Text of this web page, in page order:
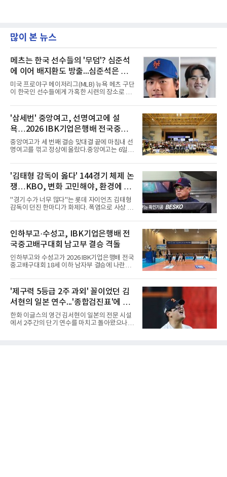
많이 본 뉴스
메츠는 한국 선수들의 '무덤'? 심준석
에 이어 배지환도 방출...심준석은 이
미 귀국, 배지환은 미국 잔류할 듯
미국 프로야구 메이저리그(MLB) 뉴욕 메츠 구단
이 한국인 선수들에게 가혹한 시련의 장소로 전
대형 유망주로 기대를 모았던 투수 심준석에 이
어, 빅리그 경력을 지닌 내외야수 배지환까지 연
달아 뉴욕 메츠 산하 마이너리그에서 방출 통보
를 받는 아픔을 겪었다. 두 선수의 동반 이탈은
메츠 구단이 유독 한국 선수들에게 '기회의 땅'이
아닌 '무덤'처럼 작용하고 있음을 방증하고 있다.
고교 시절 시속 160km에 달하는 강속구로 큰 스
리츠와 마이애미 말린스를 거쳐 메츠에 둥지를
틀며 반등을 노렸으나
'삼세번' 중앙여고, 선명여고에 설
욕…2026 IBK기업은행배 전국중고
배구대회 우승
중앙여고가 세 번째 결승 맞대결 끝에 마침내 선
명여고를 꺾고 정상에 올랐다.중앙여고는 6일
행배 전국중고배구대회 18세 이하 여자부 결승
에서 선명여고를 세트스코어 3-1(13-25, 25-14,
25-17, 25-10)로 물리치고 우승을 차지했다.첫
세트를 13-25로 내주며 불안하게 출발한 중앙여
고는 이후 조직력을 되찾아 2세트부터 경기 주
도권을 완전히 장악했다. 강한 서브와 탄탄한 수
비를 앞세워 내리 세 세트를 따내며 짜릿한 역전
권대회 결승에서 모두 선명여고에 패해 준우승
에 머물렀다. 그러나 세 번째
'김태형 감독이 옳다' 144경기 체제 논
쟁…KBO, 변화 고민해야, 환경에 맞
는 경기 수가 바람직
"경기 수가 너무 많다"는 롯데 자이언츠 김태형
감독이 던진 한마디가 화제다. 폭염으로 사상 초
독은 단순히 더위를 이야기하지 않았다. 우천,
폭염, 부상 등 변수가 늘어나는 현실에서 현재
팀당 144경기 체제가 과연 지속 가능한지 질문
을 던졌다.물론 144경기가 세계적으로 특별히
많은 숫자는 아니다. 메이저리그는 팀당 162경
기, 일본프로야구도 143~144경기를 치른다. 숫
자만 놓고 보면 KBO가 유난히 혹사 구조라고 말
비교하기 어려울 정도로 폭염이 길어지고 강해
지고 있다. 여기에 장마, 이
인하부고·수성고, IBK기업은행배 전
국중고배구대회 남고부 결승 격돌
인하부고와 수성고가 2026 IBK기업은행배 전국
중고배구대회 18세 이하 남자부 결승에 나란히
하부고는 5일 충북 제천실내체육관에서 열린 대
회 남자 18세 이하부 준결승에서 남성고를 세트
스코어 3-1(25-17, 17-25, 25-21, 25-17)로 꺾
고 결승행 티켓을 따냈다. 인하부고는 높은 공격
성공률을 앞세워 경기 주도권을 잡으며 승리를
거뒀다.수성고도 준결승에서 속초고를 상대로
안정된 조직력을 바탕으로 3-1(25-23, 25-16,
'제구력 5등급 2주 과외' 꼴이었던 김
서현의 일본 연수...'종합검진표'에 불
과
한화 이글스의 영건 김서현이 일본의 전문 시설
에서 2주간의 단기 연수를 마치고 돌아왔으나,